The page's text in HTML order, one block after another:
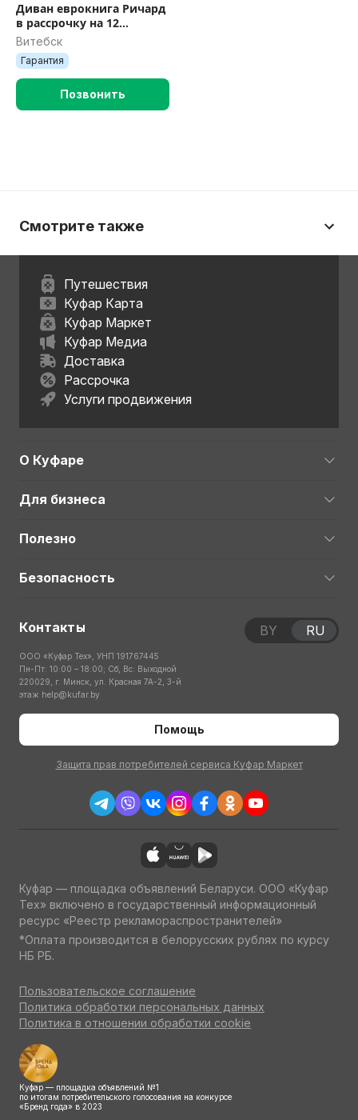
Диван еврокнига Ричард
в рассрочку на 12
месяцев под 0%
Витебск
Гарантия
Позвонить
Смотрите также
Путешествия
Куфар Карта
Куфар Маркет
Куфар Медиа
Доставка
Рассрочка
Услуги продвижения
О Куфаре
Для бизнеса
Полезно
Безопасность
Контакты
ООО «Куфар Тех», УНП 191767445
Пн-Пт: 10:00 – 18:00; Сб, Вс: Выходной
220029, г. Минск, ул. Красная 7А-2, 3-й
этаж help@kufar.by
Помощь
Защита прав потребителей сервиса Куфар Маркет
BY RU
Куфар — площадка объявлений Беларуси. ООО «Куфар
Тех» включено в государственный информационный
ресурс «Реестр рекламораспространителей»
*Оплата производится в белорусских рублях по курсу
НБ РБ.
Пользовательское соглашение
Политика обработки персональных данных
Политика в отношении обработки cookie
Куфар — площадка объявлений №1
по итогам потребительского голосования на конкурсе
«Бренд года» в 2023